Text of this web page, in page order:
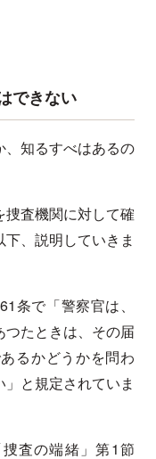
できない
知るすべはあるの
査機関に対して確
、説明していきま
条で「警察官は、
たときは、その届
るかどうかを問わ
と規定されていま
査の端緒」第1節